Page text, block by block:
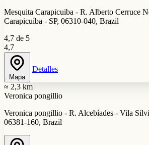
Mesquita Carapicuiba - R. Alberto Cerruce
Carapicuíba - SP, 06310-040, Brazil
4,7 de 5
4,7
Mapa
Detalles
≈ 2,3 km
Veronica pongillio
Veronica pongillio - R. Alcebíades - Vila
06381-160, Brazil